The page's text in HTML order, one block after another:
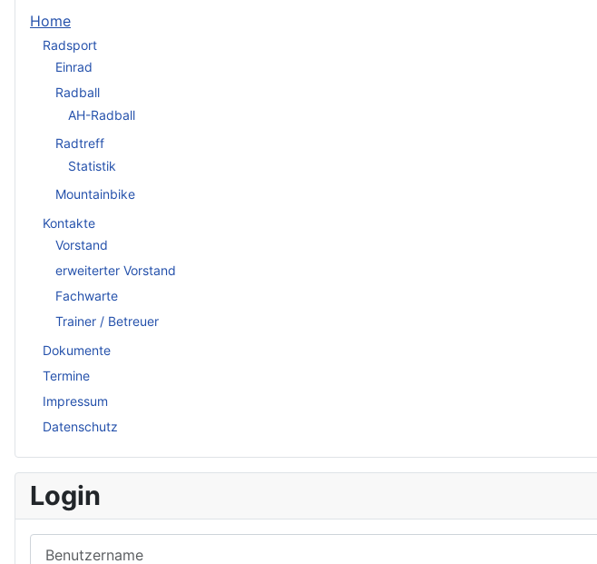
Home
Radsport
Einrad
Radball
AH-Radball
Radtreff
Statistik
Mountainbike
Kontakte
Vorstand
erweiterter Vorstand
Fachwarte
Trainer / Betreuer
Dokumente
Termine
Impressum
Datenschutz
Login